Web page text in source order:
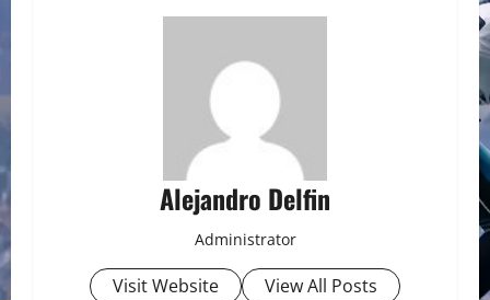
Alejandro Delfin
Administrator
Visit Website View All Posts